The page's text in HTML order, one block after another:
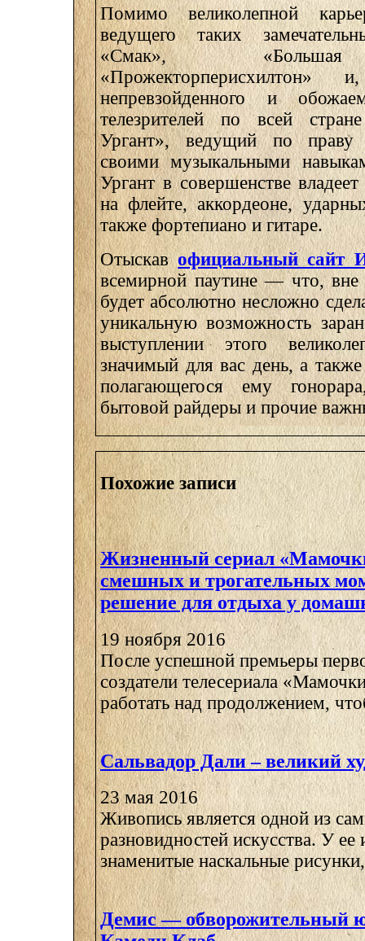
Помимо великолепной
ведущего таких
«Смак»,
непревзойденного и
телезрителей по всей
Ургант», ведущий по праву
своими музыкальными
Ургант в совершенстве
на флейте, аккордеоне,
также фортепиано и гитаре.
Отыскавофициальный сайт
всемирной паутине — что, вне
будет абсолютно несложно
уникальную возможность
выступлении этого
значимый для вас день, а
полагающегося ему
бытовой райдеры и прочие
Похожие записи
Жизненный сериал
смешных и трогательных
решение для отдыха у
19 ноября 2016
После успешной премьеры
создатели телесериала
работать над продолжением,
Сальвадор Дали – великий
23 мая 2016
Живопись является одной из
разновидностей искусства. У ее
знаменитые наскальные
Демис — обворожительный